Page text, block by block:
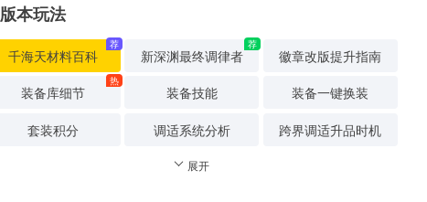
版本玩法
千海天材料百科
荐
新深渊最终调律者
荐
徽章改版提升指南
装备库细节
热
装备技能 装备一键换装
套装积分 调适系统分析 跨界调适升品时机
展开